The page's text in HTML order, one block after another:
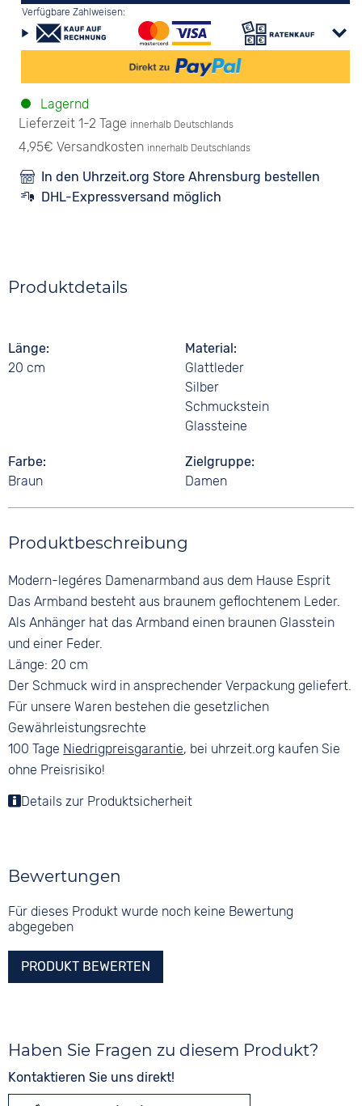
Verfügbare Zahlweisen:
Lagernd
Lieferzeit 1-2 Tage innerhalb Deutschlands
4,95€ Versandkosten innerhalb Deutschlands
In den Uhrzeit.org Store Ahrensburg bestellen
DHL-Expressversand möglich
Produktdetails
Länge
20 cm
Material
Glattleder
Silber
Schmuckstein
Glassteine
Farbe
Braun
Zielgruppe
Damen
Produktbeschreibung
Modern-legéres Damenarmband aus dem Hause Esprit
Das Armband besteht aus braunem geflochtenem Leder.
Als Anhänger hat das Armband einen braunen Glasstein
und einer Feder.
Länge: 20 cm
Der Schmuck wird in ansprechender Verpackung geliefert.
Für unsere Waren bestehen die gesetzlichen
Gewährleistungsrechte
100 Tage Niedrigpreisgarantie, bei uhrzeit.org kaufen Sie
ohne Preisrisiko!
Details zur Produktsicherheit
Bewertungen
Für dieses Produkt wurde noch keine Bewertung
abgegeben
PRODUKT BEWERTEN
Haben Sie Fragen zu diesem Produkt?
Kontaktieren Sie uns direkt!